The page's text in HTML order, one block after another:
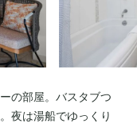
の部屋。バスタブつ
夜は湯船でゆっくり